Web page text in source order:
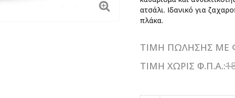
ατσάλι. Ιδανικό για
πλάκα.
ΤΙΜΗ ΠΩΛΗΣΗΣ ΜΕ
ΤΙΜΗ ΧΩΡΙΣ Φ.Π.Α.: